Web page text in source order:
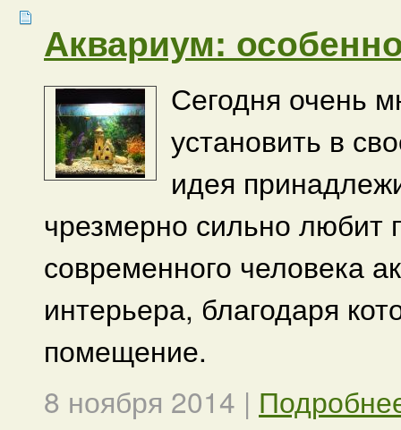
Аквариум:
Сегодня очень
установить в
идея
чрезмерно сильно любит
современного человека
интерьера, благодаря
помещение.
8 ноября 2014 |